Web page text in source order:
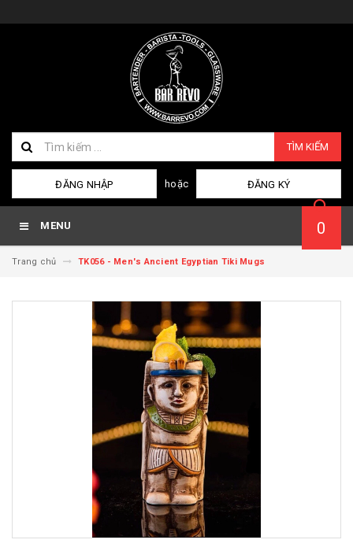
TÌM KIẾM
ĐĂNG NHẬP hoặc ĐĂNG KÝ
MENU 0
Trang chủ TK056 - Men's Ancient Egyptian Tiki Mugs